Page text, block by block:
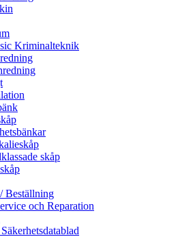
Kriminalteknik
skåp
Beställning
och Reparation